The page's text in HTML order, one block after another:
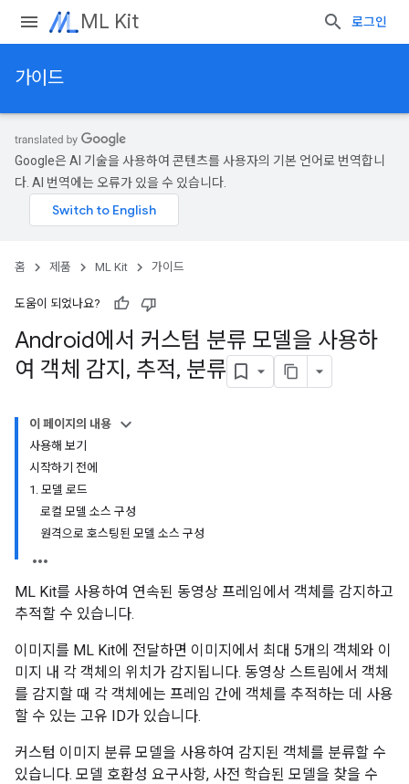
ML Kit 로그인
가이드
Google은 AI 기술을 사용하여 콘텐츠를 사용자의 기본 언어로 번역합니
다. AI 번역에는 오류가 있을 수 있습니다.
홈 제품 ML Kit 가이드
도움이 되었나요?
Android에서 커스텀 분류 모델을 사용하
여 객체 감지 , 추적, 분류
이 페이지의 내용
사용해 보기
시작하기 전에
1. 모델 로드
로컬 모델 소스 구성
원격으로 호스팅된 모델 소스 구성
ML Kit를 사용하여 연속된 동영상 프레임에서 객체를 감지하고
추적할 수 있습니다.
이미지를 ML Kit에 전달하면 이미지에서 최대 5개의 객체와 이
미지 내 각 객체의 위치가 감지됩니다. 동영상 스트림에서 객체
를 감지할 때 각 객체에는 프레임 간에 객체를 추적하는 데 사용
할 수 있는 고유 ID가 있습니다.
커스텀 이미지 분류 모델을 사용하여 감지된 객체를 분류할 수
있습니다. 모델 호환성 요구사항, 사전 학습된 모델을 찾을 수